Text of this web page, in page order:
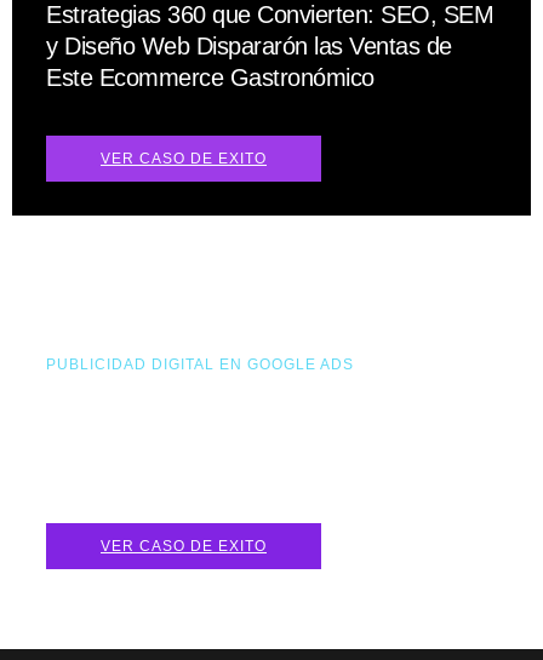
Estrategias 360 que Convierten: SEO, SEM
y Diseño Web Dispararón las Ventas de
Este Ecommerce Gastronómico
VER CASO DE EXITO
PUBLICIDAD DIGITAL EN GOOGLE ADS
VER CASO DE EXITO